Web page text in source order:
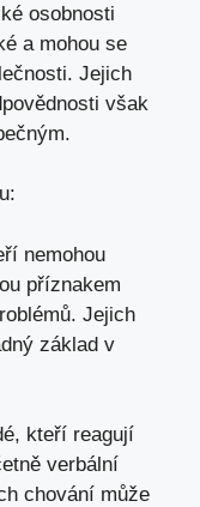
osobnosti
a mohou se
Jejich
však
nemohou
příznakem
Jejich
základ v
kteří reagují
verbální
chování může